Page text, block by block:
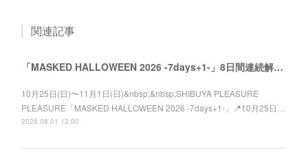
関連記事
「MASKED HALLOWEEN 2026 -7days+1-」8日間連続解禁！
10月25日(日)〜11月1日(日)&nbsp;&nbsp;SHIBUYA PLEASURE
PLEASURE「MASKED HALLOWEEN 2026 -7days+1-」📍10月25日…
2026.08.01 12:00